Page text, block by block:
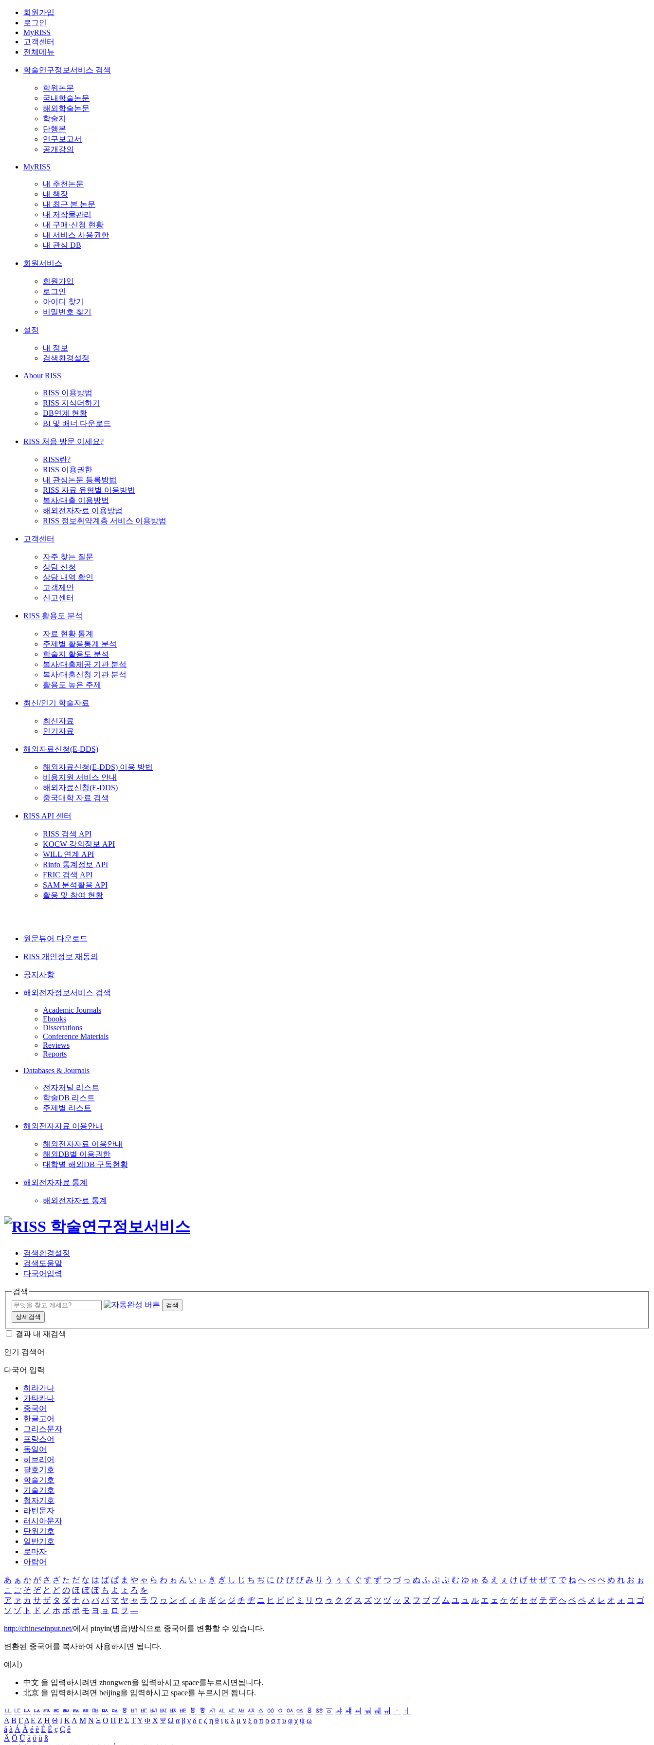
회원가입
로그인
MyRISS
고객센터
전체메뉴
학술연구정보서비스 검색
학위논문
국내학술논문
해외학술논문
학술지
단행본
연구보고서
공개강의
MyRISS
내 추천논문
내 책장
내 최근 본 논문
내 저작물관리
내 구매·신청 현황
내 서비스 사용권한
내 관심 DB
회원서비스
회원가입
로그인
아이디 찾기
비밀번호 찾기
설정
내 정보
검색환경설정
About RISS
RISS 이용방법
RISS 지식더하기
DB연계 현황
BI 및 배너 다운로드
RISS 처음 방문 이세요?
RISS란?
RISS 이용권한
내 관심논문 등록방법
RISS 자료 유형별 이용방법
복사/대출 이용방법
해외전자자료 이용방법
RISS 정보취약계층 서비스 이용방법
고객센터
자주 찾는 질문
상담 신청
상담 내역 확인
고객제안
신고센터
RISS 활용도 분석
자료 현황 통계
주제별 활용통계 분석
학술지 활용도 분석
복사/대출제공 기관 분석
복사/대출신청 기관 분석
활용도 높은 주제
최신/인기 학술자료
최신자료
인기자료
해외자료신청(E-DDS)
해외자료신청(E-DDS) 이용 방법
비용지원 서비스 안내
해외자료신청(E-DDS)
중국대학 자료 검색
RISS API 센터
RISS 검색 API
KOCW 강의정보 API
WILL 연계 API
Rinfo 통계정보 API
FRIC 검색 API
SAM 분석활용 API
활용 및 참여 현황
원문뷰어 다운로드
RISS 개인정보 재동의
공지사항
해외전자정보서비스 검색
Academic Journals
Ebooks
Dissertations
Conference Materials
Reviews
Reports
Databases & Journals
전자저널 리스트
학술DB 리스트
주제별 리스트
해외전자자료 이용안내
해외전자자료 이용안내
해외DB별 이용권한
대학별 해외DB 구독현황
해외전자자료 통계
해외전자자료 통계
검색환경설정
검색도움말
다국어입력
검색
검색
상세검색
결과 내 재검색
인기 검색어
다국어 입력
히라가나
가타카나
중국어
한글고어
그리스문자
프랑스어
독일어
히브리어
괄호기호
학술기호
기술기호
첨자기호
라틴문자
러시아문자
단위기호
일반기호
로마자
아랍어
あ ぁ か が さ ざ た だ な は ば ぱ ま や ゃ ら わ ゎ ん い ぃ き ぎ し じ ち ぢ に ひ び ぴ み り う ぅ く ぐ す ず つ づ っ ぬ ふ ぶ ぷ む ゆ ゅ る え ぇ け げ せ ぜ て で ね へ べ ぺ め れ お ぉ
こ ご そ ぞ と ど の ほ ぼ ぽ も よ ょ ろ を
ア ァ カ サ ザ タ ダ ナ ハ バ パ マ ヤ ャ ラ ワ ヮ ン イ ィ キ ギ シ ジ チ ヂ ニ ヒ ビ ピ ミ リ ウ ゥ ク グ ス ズ ツ ヅ ッ ヌ フ ブ プ ム ユ ュ ル エ ェ ケ ゲ セ ゼ テ デ ヘ ベ ペ メ レ オ ォ コ ゴ
ソ ゾ ト ド ノ ホ ボ ポ モ ヨ ョ ロ ヲ ―
http://chineseinput.net/에서 pinyin(병음)방식으로 중국어를 변환할 수 있습니다.
변환된 중국어를 복사하여 사용하시면 됩니다.
예시)
中文 을 입력하시려면 zhongwen을 입력하시고 space를누르시면됩니다.
北京 을 입력하시려면 beijing을 입력하시고 space를 누르시면 됩니다.
ㅥ ㅦ ㅧ ㅨ ㅩ ㅪ ㅫ ㅬ ㅭ ㅮ ㅯ ㅰ ㅱ ㅲ ㅳ ㅴ ㅵ ㅶ ㅷ ㅸ ㅹ ㅺ ㅻ ㅼ ㅽ ㅾ ㅿ ㆀ ㆁ ㆂ ㆃ ㆄ ㆅ ㆆ ㆇ ㆈ ㆉ ㆊ ㆋ ㆌ ㆍ
ㆎ
Α Β ΓΔ Ε Ζ Η Θ Ι ΚΛ Μ Ν Ξ Ο Π Ρ Σ ΤΥ Φ Χ Ψ Ω α β γ δ ε ζ η θ ι κ λ μ ν ξ ο π ρ σ τ υ φ χ ψ ω
á à Á À é è É È ç Ç ê
Ä Ö Ü ä ö ü ß